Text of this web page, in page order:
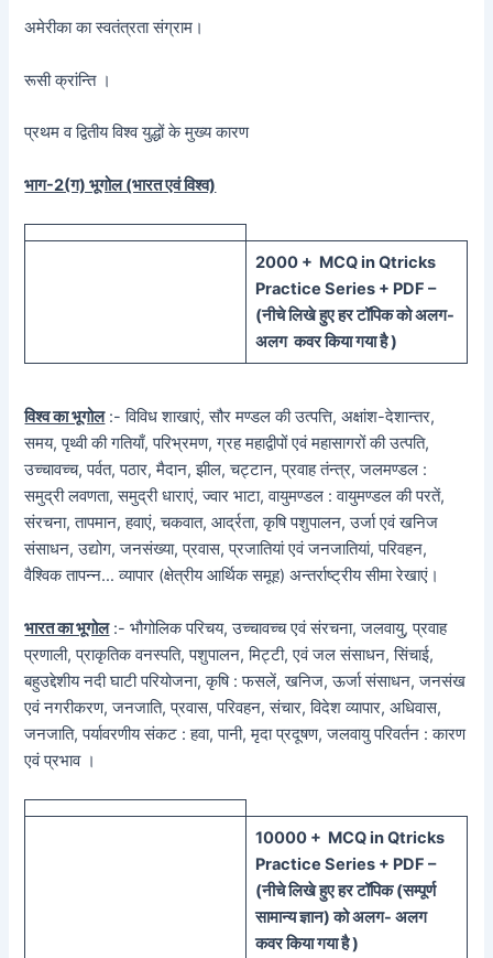
अमेरीका का स्वतंत्रता संग्राम।
रूसी क्रांन्ति ।
प्रथम व द्वितीय विश्व युद्धों के मुख्य कारण
भाग-2(ग) भूगोल (भारत एवं विश्व)
2000 + MCQ in Qtricks
Practice Series + PDF –
(नीचेलिखे हुएहर टॉपिक कोअलग-
अलग कवर किया गया है )
विश्व का भूगोल:- विविध शाखाएं, सौर मण्डल की उत्पत्ति, अक्षांश-देशान्तर,
समय, पृथ्वी की गतियाँ, परिभ्रमण, ग्रह महाद्वीपों एवं महासागरों की उत्पति,
उच्चावच्च, पर्वत, पठार, मैदान, झील, चट्टान, प्रवाह तंन्त्र, जलमण्डल :
समुद्री लवणता, समुद्री धाराएं, ज्वार भाटा, वायुमण्डल : वायुमण्डल की परतें,
संरचना, तापमान, हवाएं, चकवात, आर्द्रता, कृषि पशुपालन, उर्जा एवं खनिज
संसाधन, उद्योग, जनसंख्या, प्रवास, प्रजातियां एवं जनजातियां, परिवहन,
वैश्विक तापन्न… व्यापार (क्षेत्रीय आर्थिक समूह) अन्तर्राष्ट्रीय सीमा रेखाएं।
भारत का भूगोल:- भौगोलिक परिचय, उच्चावच्च एवं संरचना, जलवायु, प्रवाह
प्रणाली, प्राकृतिक वनस्पति, पशुपालन, मिट्टी, एवं जल संसाधन, सिंचाई,
बहुउद्देशीय नदी घाटी परियोजना, कृषि : फसलें, खनिज, ऊर्जा संसाधन, जनसंख
एवं नगरीकरण, जनजाति, प्रवास, परिवहन, संचार, विदेश व्यापार, अधिवास,
जनजाति, पर्यावरणीय संकट : हवा, पानी, मृदा प्रदूषण, जलवायु परिवर्तन : कारण
एवं प्रभाव ।
10000 + MCQ in Qtricks
Practice Series + PDF –
(नीचेलिखे हुएहर टॉपिक(सम्पूर्ण
सामान्य ज्ञान) कोअलग- अलग
कवर किया गया है )